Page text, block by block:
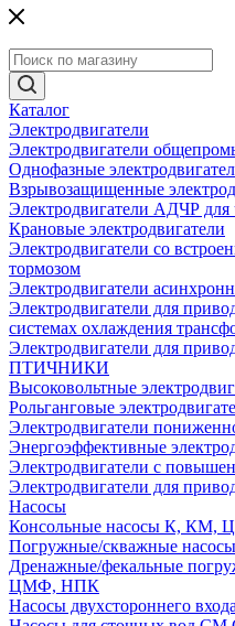
Каталог
Электродвигатели
Электродвигатели
Однофазные
Взрывозащищенные
Электродвигатели АДЧР для
Крановые электродвигатели
Электродвигатели со
тормозом
Электродвигатели
Электродвигатели для
системах охлаждения
Электродвигатели для
ПТИЧНИКИ
Высоковольтные
Рольганговые
Электродвигатели
Энергоэффективные
Электродвигатели с
Электродвигатели для
Насосы
Консольные насосы К, КМ,
Погружные/скважные
Дренажные/фекальные
ЦМФ, НПК
Насосы двухстороннего